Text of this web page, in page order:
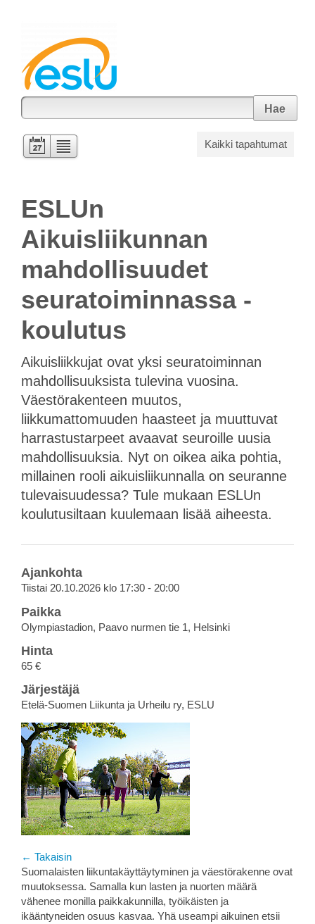
Hae
Kaikki tapahtumat
ESLUn
Aikuisliikunnan
mahdollisuudet
seuratoiminnassa -
koulutus
Aikuisliikkujat ovat yksi seuratoiminnan
mahdollisuuksista tulevina vuosina.
Väestörakenteen muutos,
liikkumattomuuden haasteet ja muuttuvat
harrastustarpeet avaavat seuroille uusia
mahdollisuuksia. Nyt on oikea aika pohtia,
millainen rooli aikuisliikunnalla on seuranne
tulevaisuudessa? Tule mukaan ESLUn
koulutusiltaan kuulemaan lisää aiheesta.
Ajankohta
Tiistai 20.10.2026 klo 17:30 - 20:00
Paikka
Olympiastadion, Paavo nurmen tie 1, Helsinki
Hinta
65 €
Järjestäjä
Etelä-Suomen Liikunta ja Urheilu ry, ESLU
← Takaisin
Suomalaisten liikuntakäyttäytyminen ja väestörakenne ovat
muutoksessa. Samalla kun lasten ja nuorten määrä
vähenee monilla paikkakunnilla, työikäisten ja
ikääntyneiden osuus kasvaa. Yhä useampi aikuinen etsii